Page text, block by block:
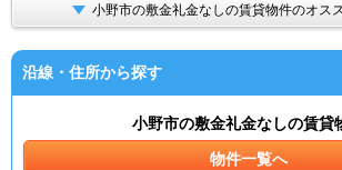
小野市の敷金礼金なしの賃貸物件のオス
沿線・住所から探す
小野市の敷金礼金なしの賃貸
物件一覧へ